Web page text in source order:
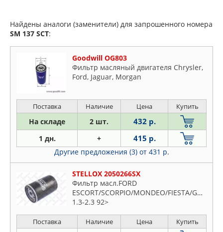
Найдены аналоги (заменители) для запрошенного номера
SM 137 SCT:
Goodwill OG803
Фильтр масляный двигателя Chrysler,
Ford, Jaguar, Morgan
Поставка Наличие Цена Купить
На складе 2 шт. 432 р.
1 дн. + 415 р.
Другие предложения (3) от 431 р.
STELLOX 2050266SX
Фильтр масл.FORD
ESCORT/SCORPIO/MONDEO/FIESTA/GALAXY
1.3-2.3 92>
Поставка Наличие Цена Купить